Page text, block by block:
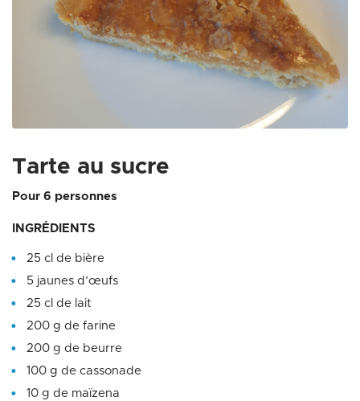
Tarte au sucre
Pour 6 personnes
INGRÉDIENTS
25 cl de bière
5 jaunes d’œufs
25 cl de lait
200 g de farine
200 g de beurre
100 g de cassonade
10 g de maïzena